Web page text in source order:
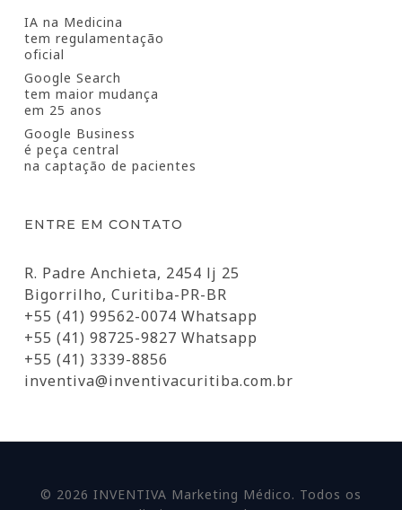
IA na Medicina
tem regulamentação
oficial
Google Search
tem maior mudança
em 25 anos
Google Business
é peça central
na captação de pacientes
ENTRE EM CONTATO
R. Padre Anchieta, 2454 lj 25
Bigorrilho, Curitiba-PR-BR
+55 (41) 99562-0074 Whatsapp
+55 (41) 98725-9827 Whatsapp
+55 (41) 3339-8856
inventiva@inventivacuritiba.com.br
© 2026 INVENTIVA Marketing Médico. Todos os